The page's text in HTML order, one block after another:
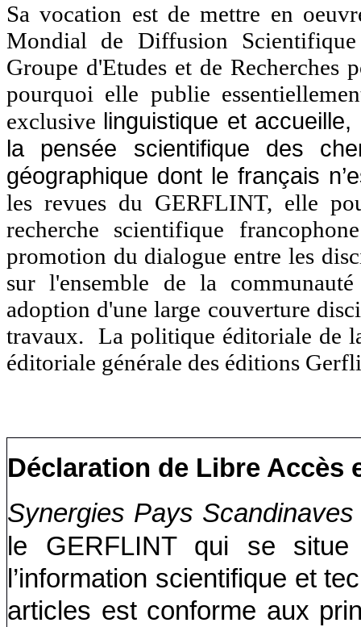
Sa vocation est de mettre en
Mondial de Diffusion
Groupe d'Etudes et de Recherches
pourquoi elle publie
exclusive linguistique et
la pensée scientifique des
géographique dont le français
les revues du GERFLINT, elle
recherche scientifique
promotion du dialogue entre les
sur l'ensemble de la
adoption d'une large couverture
travaux. La politique éditoriale de
éditoriale générale des éditions
Déclaration de Libre Accès
Synergies Pays
le GERFLINT qui se
l’information scientifique et
articles est conforme aux